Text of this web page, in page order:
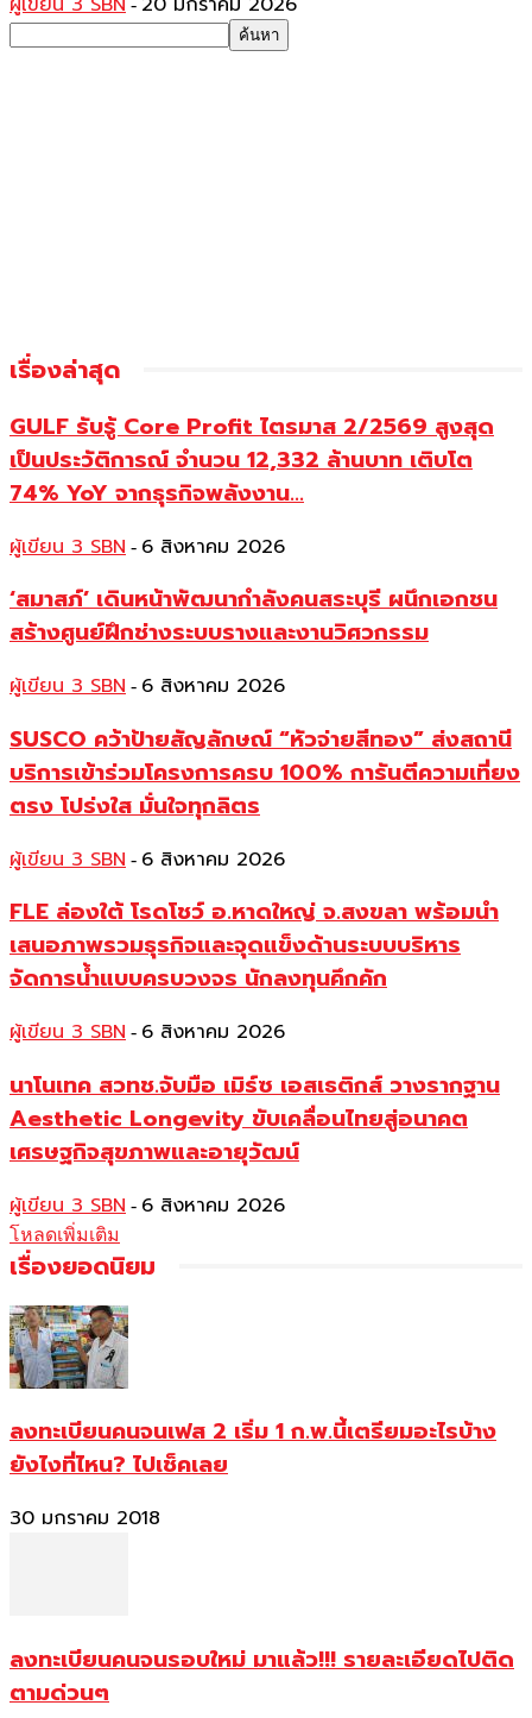
-
เรื่องล่าสุด
GULF รับรู้ Core Profit ไตรมาส 2/2569 สูงสุด
เป็นประวัติการณ์ จำนวน 12,332 ล้านบาท เติบโต
74% YoY จากธุรกิจพลังงาน...
ผู้เขียน 3 SBN - 6 สิงหาคม 2026
‘สมาสภ์’ เดินหน้าพัฒนากำลังคนสระบุรี ผนึกเอกชน
สร้างศูนย์ฝึกช่างระบบรางและงานวิศวกรรม
ผู้เขียน 3 SBN - 6 สิงหาคม 2026
SUSCO คว้าป้ายสัญลักษณ์ “หัวจ่ายสีทอง” ส่งสถานี
บริการเข้าร่วมโครงการครบ 100% การันตีความเที่ยง
ตรง โปร่งใส มั่นใจทุกลิตร
ผู้เขียน 3 SBN - 6 สิงหาคม 2026
FLE ล่องใต้ โรดโชว์ อ.หาดใหญ่ จ.สงขลา พร้อมนำ
เสนอภาพรวมธุรกิจและจุดแข็งด้านระบบบริหาร
จัดการน้ำแบบครบวงจร นักลงทุนคึกคัก
ผู้เขียน 3 SBN - 6 สิงหาคม 2026
นาโนเทค สวทช.จับมือ เมิร์ซ เอสเธติกส์ วางรากฐาน
Aesthetic Longevity ขับเคลื่อนไทยสู่อนาคต
เศรษฐกิจสุขภาพและอายุวัฒน์
ผู้เขียน 3 SBN - 6 สิงหาคม 2026
โหลดเพิ่มเติม
เรื่องยอดนิยม
ลงทะเบียนคนจนเฟส 2 เริ่ม 1 ก.พ.นี้เตรียมอะไรบ้าง
ยังไงที่ไหน? ไปเช็คเลย
30 มกราคม 2018
ลงทะเบียนคนจนรอบใหม่ มาแล้ว!!! รายละเอียดไปติด
ตามด่วนๆ